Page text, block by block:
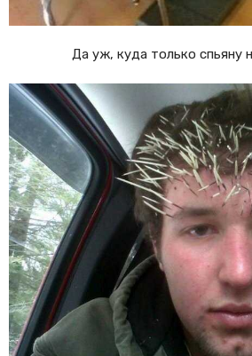
Да уж, куда только спьяну